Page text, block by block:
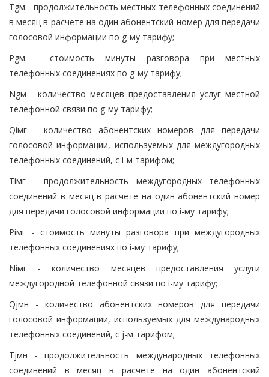
Tgм - продолжительность местных телефонных соединений
в месяц в расчете на один абонентский номер для передачи
голосовой информации по g-му тарифу;
Pgм - стоимость минуты разговора при местных
телефонных соединениях по g-му тарифу;
Ngм - количество месяцев предоставления услуг местной
телефонной связи по g-му тарифу;
Qiмг - количество абонентских номеров для передачи
голосовой информации, используемых для междугородных
телефонных соединений, с i-м тарифом;
Tiмг - продолжительность междугородных телефонных
соединений в месяц в расчете на один абонентский номер
для передачи голосовой информации по i-му тарифу;
Piмг - стоимость минуты разговора при междугородных
телефонных соединениях по i-му тарифу;
Niмг - количество месяцев предоставления услуги
междугородной телефонной связи по i-му тарифу;
Qjмн - количество абонентских номеров для передачи
голосовой информации, используемых для международных
телефонных соединений, с j-м тарифом;
Tjмн - продолжительность международных телефонных
соединений в месяц в расчете на один абонентский